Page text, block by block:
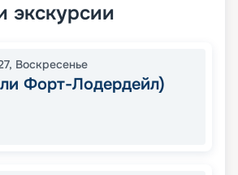
экскурсии
, Воскресенье
Форт-Лодердейл)